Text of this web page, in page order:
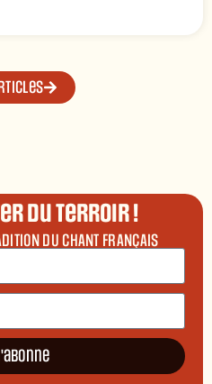
du terroir !
DU CHANT FRANÇAIS